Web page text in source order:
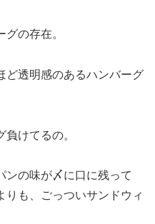
の存在。
ど透明感のあるハンバーグ
けてるの。
ンの味が〆に口に残って
りも、ごっついサンドウィ